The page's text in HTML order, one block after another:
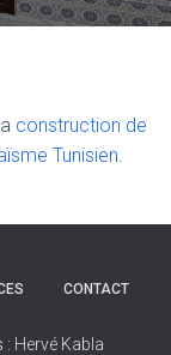
I
construction de
Tunisien.
CONTACT
: Hervé Kabla